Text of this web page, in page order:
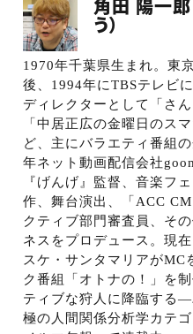
角田 陽一郎
う）
1970年千葉県生まれ。東
後、 1994年にTBSテレビ
ディレクターとして「さ
「中居正広の金曜日のス
ど、主にバラエティ番組
年ネット動画配信会社
『げんげ』監督、音楽フ
作、舞台演出、「ACC CM
クティブ部門審査員、そ
ネスをプロデュース。現
スケ・サンタマリアがMC
ク番組「オトナの！」を
ティブな狩人に降臨する
極の人間関係分析学カテ